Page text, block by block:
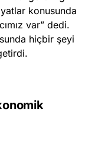
konusunda
var” dedi.
hiçbir şeyi